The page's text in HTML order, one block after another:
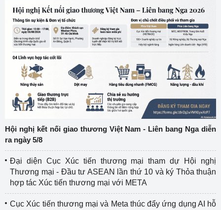
Hội nghị kết nối giao thương Việt Nam - Liên bang Nga diễn
ra ngày 5/8
Đại diện Cục Xúc tiến thương mại tham dự Hội nghị
Thương mại - Đầu tư ASEAN lần thứ 10 và ký Thỏa thuận
hợp tác Xúc tiến thương mại với META
Cục Xúc tiến thương mại và Meta thúc đẩy ứng dụng AI hỗ